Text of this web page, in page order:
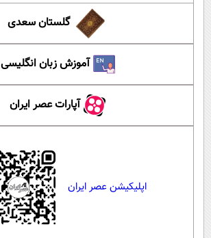
گلستان سعدی
آموزش زبان انگلیسی
آپارات عصر ایران
اپلیکیشن عصر ایران